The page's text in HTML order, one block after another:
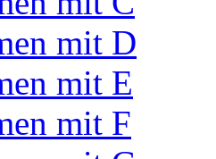
mit D
mit E
mit F